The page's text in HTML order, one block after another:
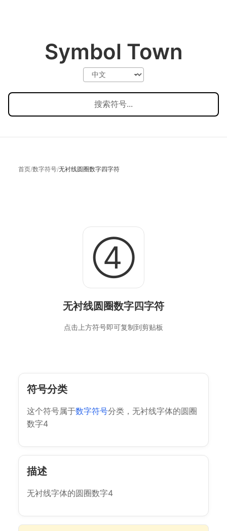
Symbol Town
首页/数字符号/无衬线圆圈数字四字符
➃
无衬线圆圈数字四字符
点击上方符号即可复制到剪贴板
符号分类
这个符号属于数字符号分类，无衬线字体的圆圈
数字4
描述
无衬线字体的圆圈数字4